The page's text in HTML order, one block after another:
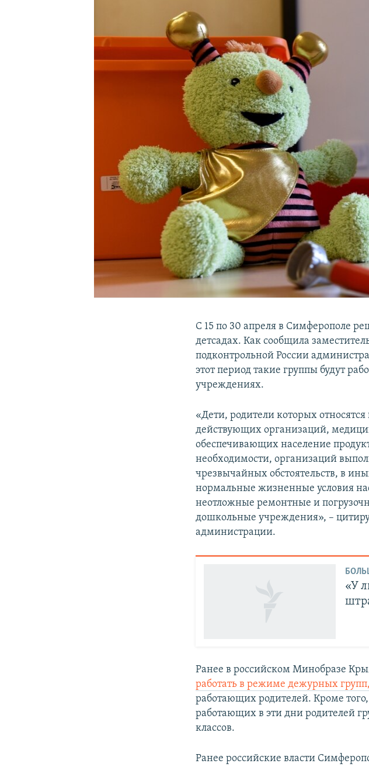
С 15 по 30 апреля в Симферополе
детсадах. Как сообщила
подконтрольной России
этот период такие группы будут
учреждениях.
«Дети, родители которых
действующих организаций,
обеспечивающих население
необходимости, организаций
чрезвычайных обстоятельств, в
нормальные жизненные условия
неотложные ремонтные и
дошкольные учреждения», –
администрации.
«У
Ранее в российском Минобразе
работать в режиме дежурных групп,
работающих родителей. Кроме
работающих в эти дни родителей
классов.
Ранее российские власти